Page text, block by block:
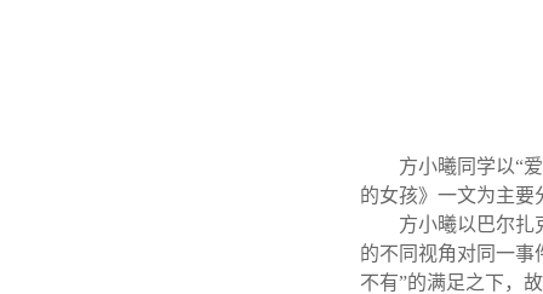
方小曦同学以“
的女孩》一文为主要
方小曦以巴尔扎
的不同视角对同一事
不有”的满足之下，